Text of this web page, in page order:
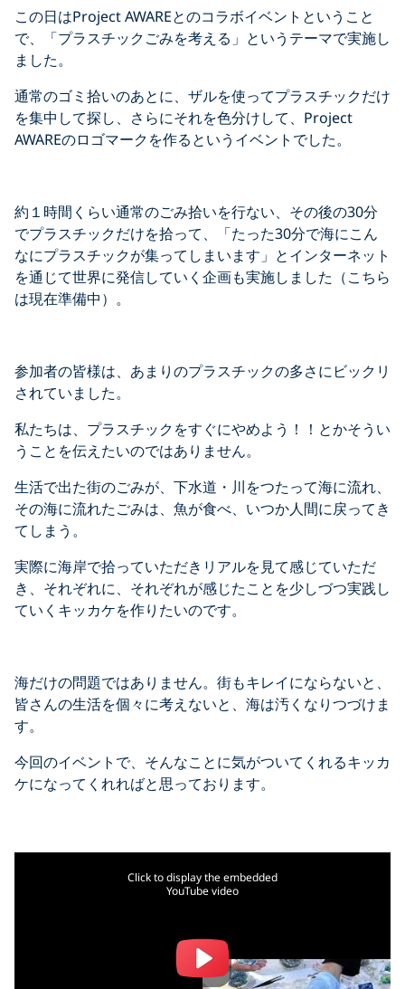
この日はProject AWAREとのコラボイベントということ
で、「プラスチックごみを考える」というテーマで実施し
ました。
通常のゴミ拾いのあとに、ザルを使ってプラスチックだけ
を集中して探し、さらにそれを色分けして、Project
AWAREのロゴマークを作るというイベントでした。
約１時間くらい通常のごみ拾いを行ない、その後の30分
でプラスチックだけを拾って、「たった30分で海にこん
なにプラスチックが集ってしまいます」とインターネット
を通じて世界に発信していく企画も実施しました（こちら
は現在準備中）。
参加者の皆様は、あまりのプラスチックの多さにビックリ
されていました。
私たちは、プラスチックをすぐにやめよう！！とかそうい
うことを伝えたいのではありません。
生活で出た街のごみが、下水道・川をつたって海に流れ、
その海に流れたごみは、魚が食べ、いつか人間に戻ってき
てしまう。
実際に海岸で拾っていただきリアルを見て感じていただ
き、それぞれに、それぞれが感じたことを少しづつ実践し
ていくキッカケを作りたいのです。
海だけの問題ではありません。街もキレイにならないと、
皆さんの生活を個々に考えないと、海は汚くなりつづけま
す。
今回のイベントで、そんなことに気がついてくれるキッカ
ケになってくれればと思っております。
Click to display the embedded
YouTube video